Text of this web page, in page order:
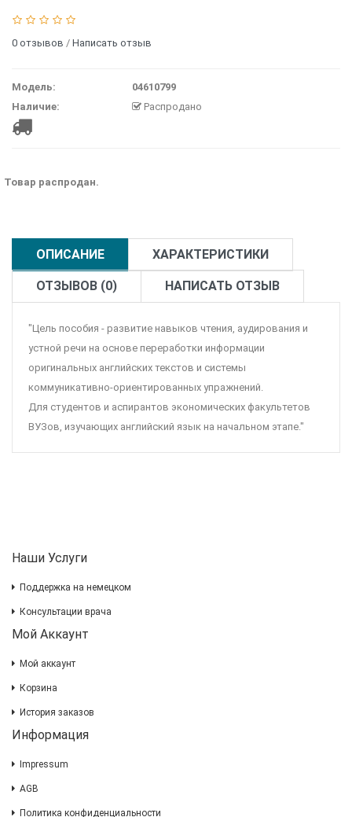
0 отзывов / Написать отзыв
Модель:
04610799
Наличие:
Распродано
Товар распродан.
ОПИСАНИЕ ХАРАКТЕРИСТИКИ
ОТЗЫВОВ (0) НАПИСАТЬ ОТЗЫВ
"Цель пособия - развитие навыков чтения, аудирования и
устной речи на основе переработки информации
оригинальных английских текстов и системы
коммуникативно-ориентированных упражнений.
Для студентов и аспирантов экономических факультетов
ВУЗов, изучающих английский язык на начальном этапе."
Наши Услуги
Поддержка на немецком
Консультации врача
Мой Аккаунт
Мой аккаунт
Корзина
История заказов
Информация
Impressum
AGB
Политика конфиденциальности